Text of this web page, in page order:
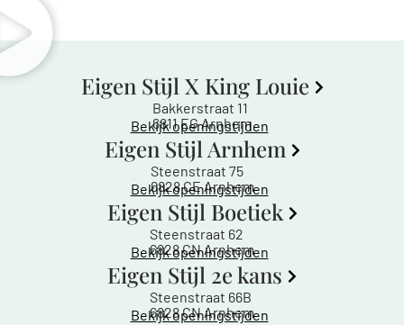
Eigen Stijl X King Louie
Bakkerstraat 11
6811 EG Arnhem
Bekijk openingstijden
Eigen Stijl Arnhem
Steenstraat 75
6828 CE Arnhem
Bekijk openingstijden
Eigen Stijl Boetiek
Steenstraat 62
6828 CN Arnhem
Bekijk openingstijden
Eigen Stijl 2e kans
Steenstraat 66B
6828 CN Arnhem
Bekijk openingstijden